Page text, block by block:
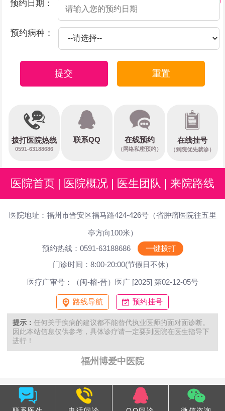
预约日期：
预约病种：
提交 重置
拨打医院热线
0591-63188686
联系QQ 在线预约
（网络私密预约）
在线挂号
（到院优先就诊）
医院首页 医院概况 医生团队 来院路线
医院地址：福州市晋安区福马路424-426号（省肿瘤医院往五里
亭方向100米）
预约热线：0591-63188686
一键拨打
门诊时间：8:00-20:00(节假日不休）
医疗广审号：（闽-榕-晋）医广 [2025] 第02-12-05号
路线导航 预约挂号
提示： 任何关于疾病的建议都不能替代执业医师的面对面诊断。
因此本站信息仅供参考，具体诊疗请一定要到医院在医生指导下
进行！
福州博爱中医院